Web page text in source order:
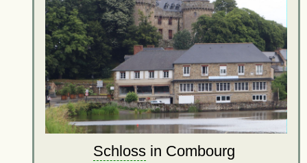
Schloss in Combourg